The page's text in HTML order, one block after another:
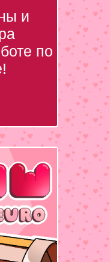
и
по